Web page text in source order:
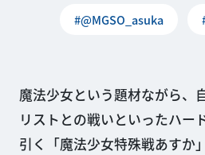
#@MGSO_asuka
魔法少女という題材ながら、
リストとの戦いといったハー
引く「魔法少女特殊戦あすか